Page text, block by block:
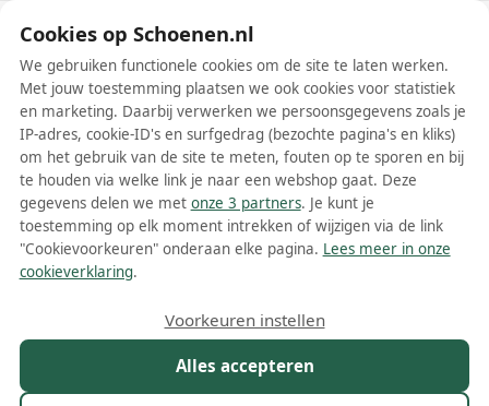
Schoenen.nl
Wis filters Alle filters
Bruine Mjus dames boots
Meer lezen
Kleur 1
Cookies op Schoenen.nl
We gebruiken functionele cookies om de site te laten werken.
Met jouw toestemming plaatsen we ook cookies voor statistiek
en marketing. Daarbij verwerken we persoonsgegevens zoals je
IP-adres, cookie-ID's en surfgedrag (bezochte pagina's en kliks)
om het gebruik van de site te meten, fouten op te sporen en bij
te houden via welke link je naar een webshop gaat. Deze
gegevens delen we met onze 3 partners. Je kunt je
toestemming op elk moment intrekken of wijzigen via de link
"Cookievoorkeuren" onderaan elke pagina. Lees meer in onze
cookieverklaring.
Alles accepteren
Voorkeuren instellen